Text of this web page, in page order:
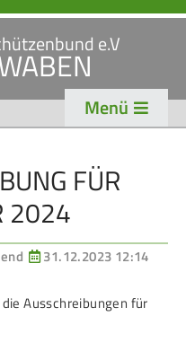
e.V
Menü
FÜR
2024
31.12.2023 12:14
Ausschreibungen für
VERANSTALTUNGEN